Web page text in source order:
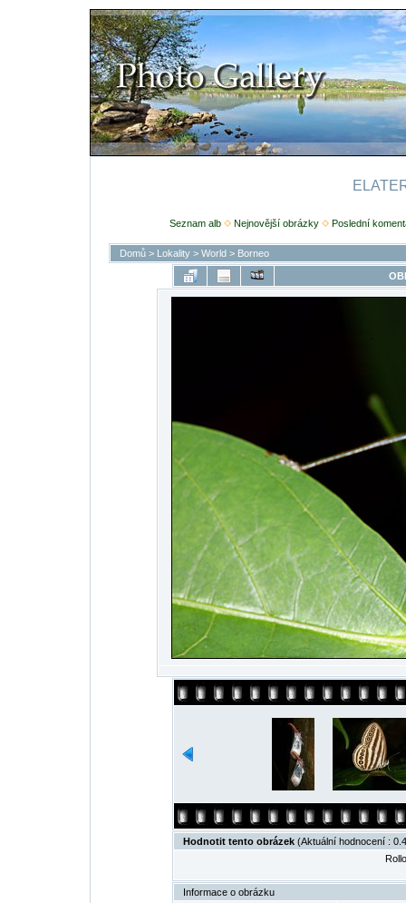
Seznam alb Nejnovější obrázky Poslední
Domů> Lokality> World> Borneo
Hodnotit tento obrázek (Aktuální hodnocení :
Informace o obrázku